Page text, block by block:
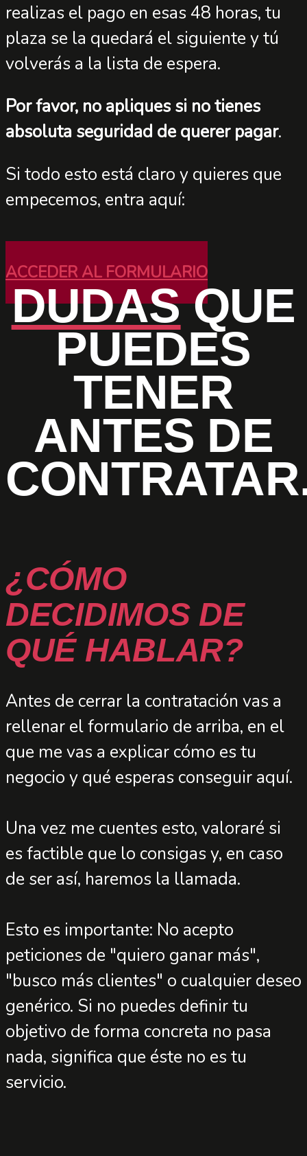
realizas el pago en esas 48 horas, tu
plaza se la quedará el siguiente y tú
volverás a la lista de espera.
Por favor, no apliques si no tienes
absoluta seguridad de querer pagar.
Si todo esto está claro y quieres que
empecemos, entra aquí:
ACCEDER AL FORMULARIO
DUDASQUE
PUEDES
TENER
ANTES DE
¿CÓMO
DECIDIMOS DE
QUÉ HABLAR?
Antes de cerrar la contratación vas a
rellenar el formulario de arriba, en el
que me vas a explicar cómo es tu
negocio y qué esperas conseguir aquí.
Una vez me cuentes esto, valoraré si
es factible que lo consigas y, en caso
de ser así, haremos la llamada.
Esto es importante: No acepto
peticiones de "quiero ganar más",
"busco más clientes" o cualquier deseo
genérico. Si no puedes definir tu
objetivo de forma concreta no pasa
nada, significa que éste no es tu
servicio.